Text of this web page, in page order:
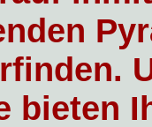
bieten